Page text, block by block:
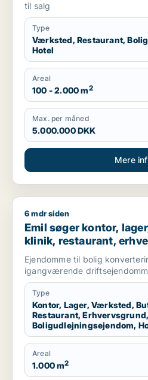
til salg
Type
Værksted, Restaurant,
Hotel
Areal
100 - 2.000 m2
Max. per måned
5.000.000 DKK
Mere
Emil søger kontor, lager,
6 mdr siden
Emil søger kontor,
klinik, restaurant,
produktionslokaler eller
Nordsjælland
Ejendomme til bolig
igangværende
Type
Kontor, Lager, Værksted,
Restaurant, Erhvervsgrund,
Boligudlejningsejendom,
Produktionslokaler, Garage
Areal
1.000 m2